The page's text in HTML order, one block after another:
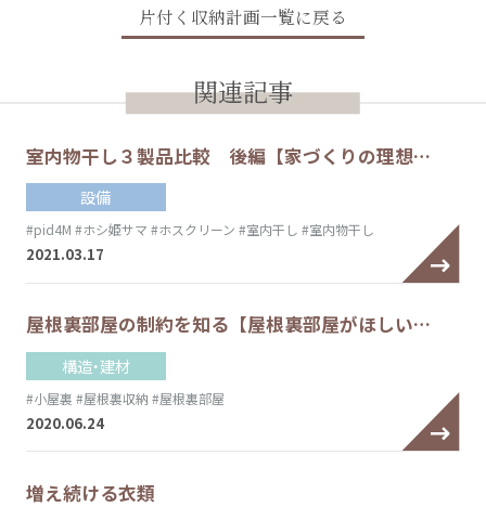
片付く収納計画一覧に戻る
関連記事
室内物干し３製品比較 後編【家づくりの理想…
設備
#pid4M #ホシ姫サマ #ホスクリーン #室内干し #室内物干し
2021.03.17
屋根裏部屋の制約を知る【屋根裏部屋がほしい…
構造・建材
#小屋裏 #屋根裏収納 #屋根裏部屋
2020.06.24
増え続ける衣類